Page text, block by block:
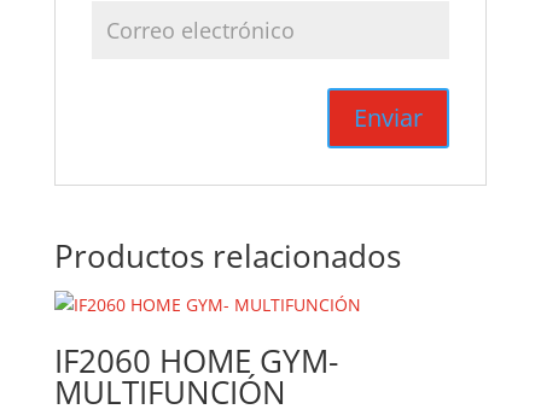
Productos relacionados
IF2060 HOME GYM-
MULTIFUNCIÓN